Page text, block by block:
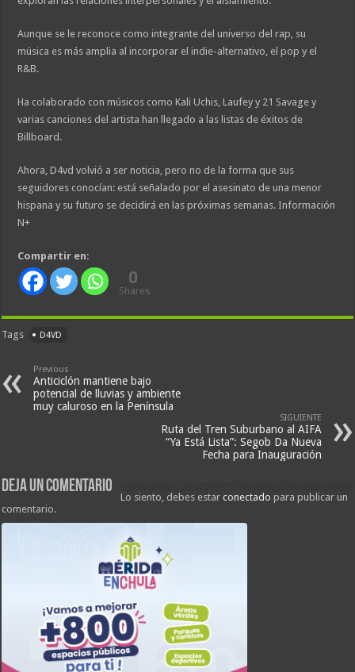
Aunque se le reconoce como integrante del universo del rap, su
música es más amplia al incorporar el indie-alternativo, el pop y el
R&B.
Ha colaborado con músicos como Kali Uchis, Laufey y 21 Savage y
varias canciones del artista han llegado a las listas de éxitos de
Billboard.
Ahora, D4vd volvió a ser noticia, pero no de la forma que sus
seguidores conocían: está señalado por el asesinato de una menor
hispana y su futuro se decidirá en las próximas semanas. Información
N+
Compartir en:
0
Shares
Tags D4VD
Previous
Anticiclón mantiene bajo
potencial de lluvias y ambiente
muy caluroso en la Península
SIGUIENTE
Ruta del Tren Suburbano al AIFA
“Ya Está Lista”: Segob Da Nueva
Fecha para Inauguración
Deja un comentario
Lo siento, debes estarconectado para publicar un
comentario.